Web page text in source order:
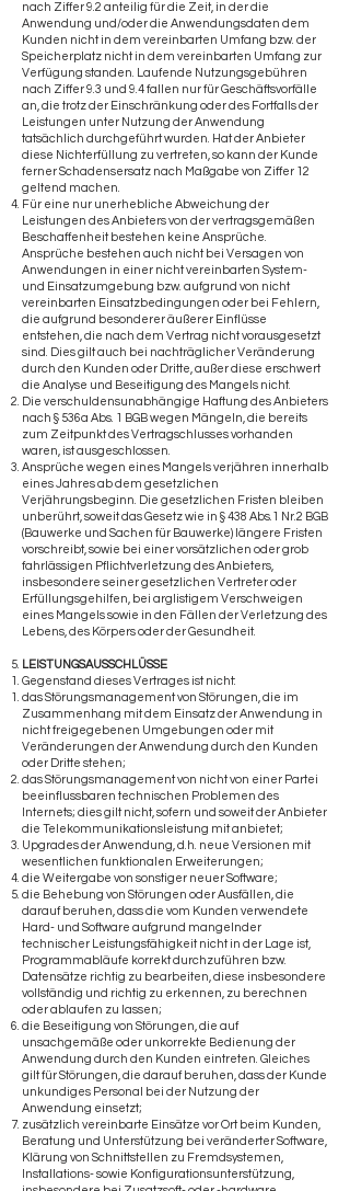
nach Ziffer 9.2 anteilig für die Zeit, in der die
Anwendung und/oder die Anwendungsdaten dem
Kunden nicht in dem vereinbarten Umfang bzw. der
Speicherplatz nicht in dem vereinbarten Umfang zur
Verfügung standen. Laufende Nutzungsgebühren
nach Ziffer 9.3 und 9.4 fallen nur für Geschäftsvorfälle
an, die trotz der Einschränkung oder des Fortfalls der
Leistungen unter Nutzung der Anwendung
tatsächlich durchgeführt wurden. Hat der Anbieter
diese Nichterfüllung zu vertreten, so kann der Kunde
ferner Schadensersatz nach Maßgabe von Ziffer 12
geltend machen.
Für eine nur unerhebliche Abweichung der
Leistungen des Anbieters von der vertragsgemäßen
Beschaffenheit bestehen keine Ansprüche.
Ansprüche bestehen auch nicht bei Versagen von
Anwendungen in einer nicht vereinbarten System-
und Einsatzumgebung bzw. aufgrund von nicht
vereinbarten Einsatzbedingungen oder bei Fehlern,
die aufgrund besonderer äußerer Einflüsse
entstehen, die nach dem Vertrag nicht vorausgesetzt
sind. Dies gilt auch bei nachträglicher Veränderung
durch den Kunden oder Dritte, außer diese erschwert
die Analyse und Beseitigung des Mangels nicht.
Die verschuldensunabhängige Haftung des Anbieters
nach § 536a Abs. 1 BGB wegen Mängeln, die bereits
zum Zeitpunkt des Vertragschlusses vorhanden
waren, ist ausgeschlossen.
Ansprüche wegen eines Mangels verjähren innerhalb
eines Jahres ab dem gesetzlichen
Verjährungsbeginn. Die gesetzlichen Fristen bleiben
unberührt, soweit das Gesetz wie in § 438 Abs.1 Nr.2 BGB
(Bauwerke und Sachen für Bauwerke) längere Fristen
vorschreibt, sowie bei einer vorsätzlichen oder grob
fahrlässigen Pflichtverletzung des Anbieters,
insbesondere seiner gesetzlichen Vertreter oder
Erfüllungsgehilfen, bei arglistigem Verschweigen
eines Mangels sowie in den Fällen der Verletzung des
Lebens, des Körpers oder der Gesundheit.
LEISTUNGSAUSSCHLÜSSE
Gegenstand dieses Vertrages ist nicht:
das Störungsmanagement von Störungen, die im
Zusammenhang mit dem Einsatz der Anwendung in
nicht freigegebenen Umgebungen oder mit
Veränderungen der Anwendung durch den Kunden
oder Dritte stehen;
das Störungsmanagement von nicht von einer Partei
beeinflussbaren technischen Problemen des
Internets; dies gilt nicht, sofern und soweit der Anbieter
die Telekommunikationsleistung mit anbietet;
Upgrades der Anwendung, d.h. neue Versionen mit
wesentlichen funktionalen Erweiterungen;
die Weitergabe von sonstiger neuer Software;
die Behebung von Störungen oder Ausfällen, die
darauf beruhen, dass die vom Kunden verwendete
Hard- und Software aufgrund mangelnder
technischer Leistungsfähigkeit nicht in der Lage ist,
Programmabläufe korrekt durchzuführen bzw.
Datensätze richtig zu bearbeiten, diese insbesondere
vollständig und richtig zu erkennen, zu berechnen
oder ablaufen zu lassen;
die Beseitigung von Störungen, die auf
unsachgemäße oder unkorrekte Bedienung der
Anwendung durch den Kunden eintreten. Gleiches
gilt für Störungen, die darauf beruhen, dass der Kunde
unkundiges Personal bei der Nutzung der
Anwendung einsetzt;
zusätzlich vereinbarte Einsätze vor Ort beim Kunden,
Beratung und Unterstützung bei veränderter Software,
Klärung von Schnittstellen zu Fremdsystemen,
Installations- sowie Konfigurationsunterstützung,